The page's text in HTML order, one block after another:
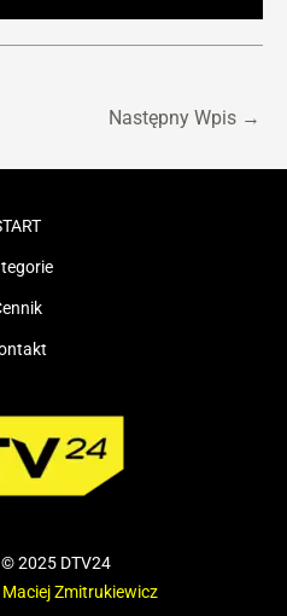
Następny Wpis →
2025 DTV24
Maciej Zmitrukiewicz